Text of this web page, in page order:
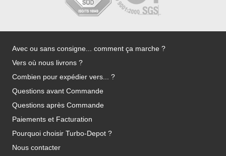
Avec ou sans consigne... comment ça marche ?
Vers où nous livrons ?
Combien pour expédier vers... ?
Questions avant Commande
Questions après Commande
Paiements et Facturation
Pourquoi choisir Turbo-Depot ?
Nous contacter